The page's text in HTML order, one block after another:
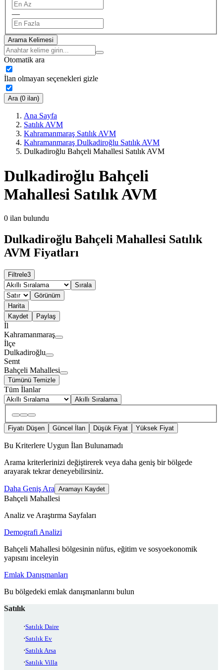
—
Arama Kelimesi
Otomatik ara
İlan olmayan seçenekleri gizle
Ara (0 ilan)
Ana Sayfa
Satılık AVM
Kahramanmaraş Satılık AVM
Kahramanmaraş Dulkadiroğlu Satılık AVM
Dulkadiroğlu Bahçeli Mahallesi Satılık AVM
Dulkadiroğlu Bahçeli
Mahallesi Satılık AVM
0 ilan bulundu
Dulkadiroğlu Bahçeli Mahallesi Satılık
AVM Fiyatları
Filtrele3
Sırala
Görünüm
Harita
Kaydet
Paylaş
İl
Kahramanmaraş
İlçe
Dulkadiroğlu
Semt
Bahçeli Mahallesi
Tümünü Temizle
Tüm İlanlar
Akıllı Sıralama
Fiyatı Düşen Güncel İlan Düşük Fiyat Yüksek Fiyat
Bu Kriterlere Uygun İlan Bulunamadı
Arama kriterlerinizi değiştirerek veya daha geniş bir bölgede
arayarak tekrar deneyebilirsiniz.
Daha Geniş Ara Aramayı Kaydet
Bahçeli Mahallesi
Analiz ve Araştırma Sayfaları
Demografi Analizi
Bahçeli Mahallesi bölgesinin nüfus, eğitim ve sosyoekonomik
yapısını inceleyin
Emlak Danışmanları
Bu bölgedeki emlak danışmanlarını bulun
Satılık
Satılık Daire
Satılık Ev
Satılık Arsa
Satılık Villa